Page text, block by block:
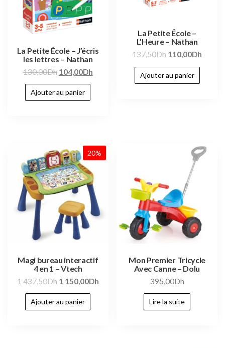
La Petite École – J’écris
les lettres – Nathan
130,00Dh 104,00Dh
Ajouter au panier
La Petite École –
L’Heure – Nathan
137,50Dh 110,00Dh
Ajouter au panier
20%
Magi bureau interactif
4 en 1 – Vtech
1 437,50Dh 1 150,00Dh
Ajouter au panier
Mon Premier Tricycle
Avec Canne – Dolu
395,00Dh
Lire la suite